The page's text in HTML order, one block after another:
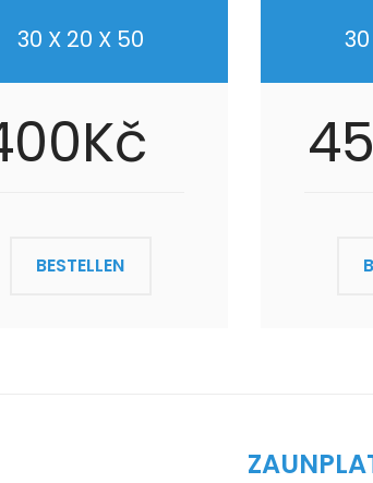
30 X 20 X 50
BESTELLEN